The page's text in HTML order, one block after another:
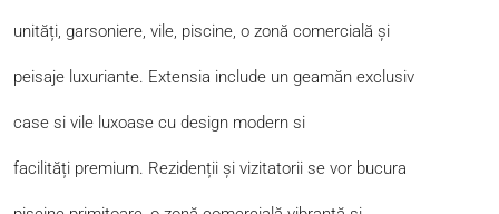
unități, garsoniere, vile, piscine, o zonă comercială și
peisaje luxuriante. Extensia include un geamăn exclusiv
case si vile luxoase cu design modern si
facilități premium. Rezidenții și vizitatorii se vor bucura